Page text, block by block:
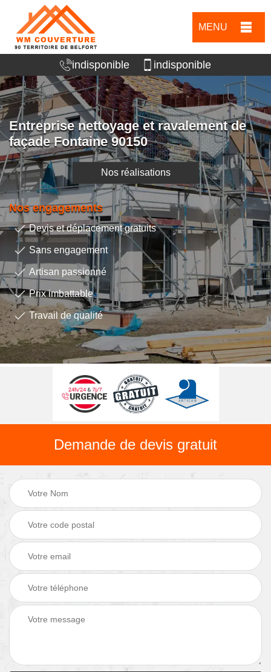
MENU
indisponible indisponible
Entreprise nettoyage et ravalement de
façade Fontaine 90150
Nos réalisations
Nos engagements
Devis et déplacement gratuits
Sans engagement
Artisan passionné
Prix imbattable
Travail de qualité
Demande de devis gratuit